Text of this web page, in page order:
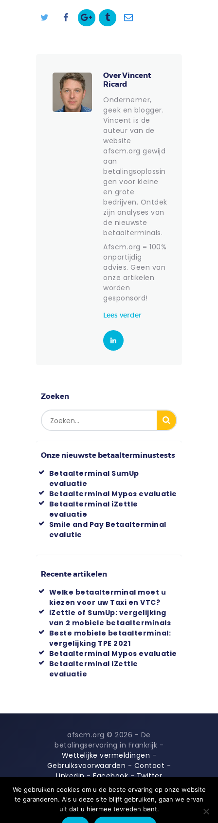
Over Vincent
Ricard
Ondernemer,
geek en blogger.
Vincent is de
auteur van de
website
afscm.org gewijd
aan
betalingsoplossin
gen voor kleine
en grote
bedrijven. Ontdek
zijn analyses van
de nieuwste
betaalterminals.
Afscm.org = 100%
onpartijdig
advies. Geen van
onze artikelen
worden
gesponsord!
Lees verder
Zoeken
Onze nieuwste betaalterminustests
Betaalterminal SumUp
evaluatie
Betaalterminal Mypos evaluatie
Betaalterminal iZettle
evaluatie
Smile and Pay Betaalterminal
evalutie
Recente artikelen
Welke betaalterminal moet u
kiezen voor uw Taxi en VTC?
iZettle of SumUp: vergelijking
van 2 mobiele betaalterminals
Beste mobiele betaalterminal:
vergelijking TPE 2021
Betaalterminal Mypos evaluatie
Betaalterminal iZettle
evaluatie
afscm.org © 2026 - De
betalingservaring in Frankrijk -
Wettelijke vermeldingen -
Gebruiksvoorwaarden - Contact -
Linkedin-Facebook-Twitter
We gebruiken cookies om u de beste ervaring op onze website
te garanderen. Als u deze site blijft gebruiken, gaan we ervan
uit dat u hiermee tevreden bent.